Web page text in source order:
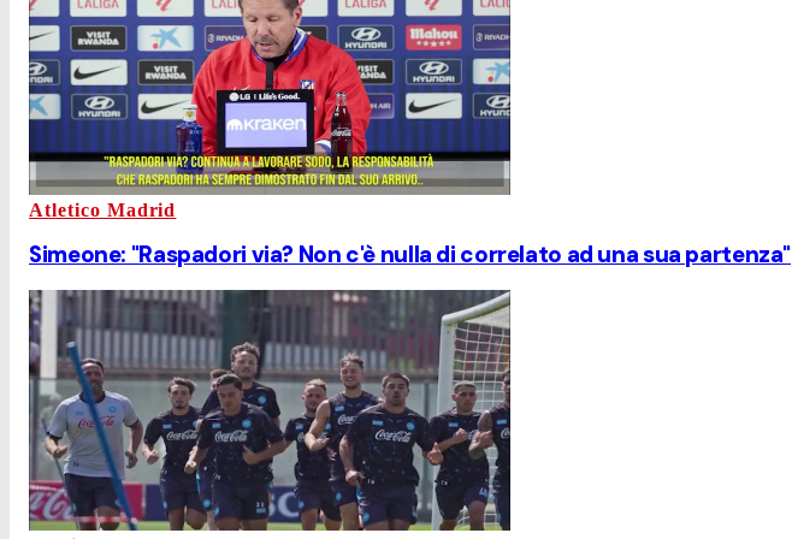
Atletico Madrid
Simeone: "Raspadori via? Non c'è nulla di correlato ad una sua partenza"